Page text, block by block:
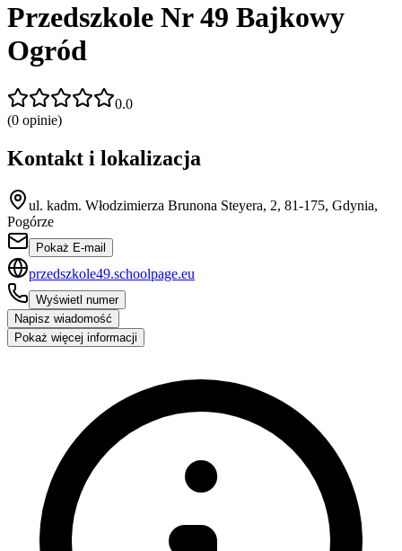
Przedszkole Nr 49 Bajkowy
Ogród
0.0
(0 opinie)
Kontakt i lokalizacja
ul. kadm. Włodzimierza Brunona Steyera, 2, 81-175, Gdynia,
Pogórze
Pokaż E-mail
przedszkole49.schoolpage.eu
Wyświetl numer
Napisz wiadomość
Pokaż więcej informacji